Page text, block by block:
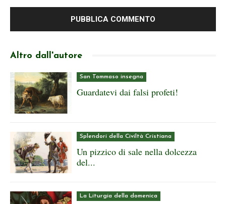
Altro dall'autore
San Tommaso insegna
Guardatevi dai falsi profeti!
Splendori della Civiltà Cristiana
Un pizzico di sale nella dolcezza
del...
La Liturgia della domenica